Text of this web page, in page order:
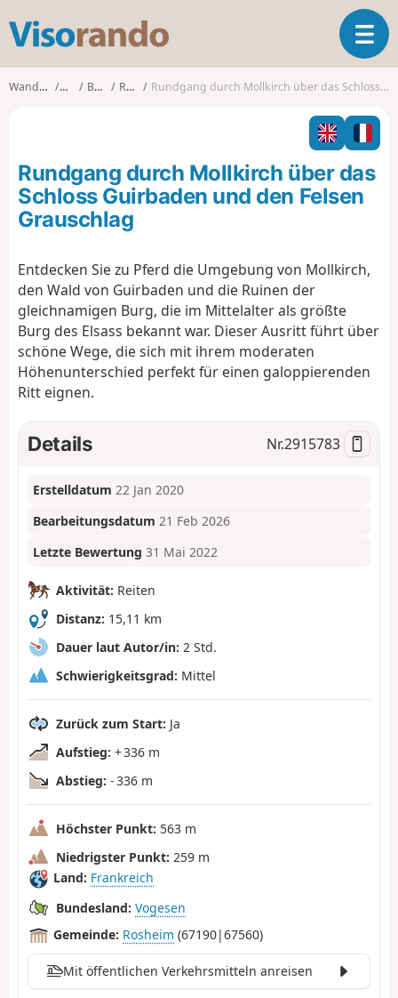
s
o
o
T
o
l
n
a
t
Wanderungen Elsass
Bas-Rhin Rosheim Rundgang durch Mollkirch über das Schloss Guirbaden und den Felsen Grauschlag
Rundgang durch Mollkirch über das
Schloss Guirbaden und den Felsen
Grauschlag
Entdecken Sie zu Pferd die Umgebung von Mollkirch,
den Wald von Guirbaden und die Ruinen der
gleichnamigen Burg, die im Mittelalter als größte
Burg des Elsass bekannt war. Dieser Ausritt führt über
schöne Wege, die sich mit ihrem moderaten
Höhenunterschied perfekt für einen galoppierenden
Ritt eignen.
Details Nr.2915783
Erstelldatum 22 Jan 2020
Bearbeitungsdatum 21 Feb 2026
Letzte Bewertung 31 Mai 2022
Aktivität: Reiten
Distanz: 15,11 km
Dauer laut Autor/in: 2 Std.
Schwierigkeitsgrad: Mittel
Zurück zum Start: Ja
Aufstieg: + 336 m
Abstieg: - 336 m
Höchster Punkt: 563 m
Niedrigster Punkt: 259 m
Land: Frankreich
Bundesland: Vogesen
Gemeinde: Rosheim (67190|67560)
Mit öffentlichen Verkehrsmitteln anreisen